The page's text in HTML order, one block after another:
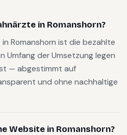
in Romanshorn?
Romanshorn ist die bezahlte
Umfang der Umsetzung legen
— abgestimmt auf
und ohne nachhaltige
Website in Romanshorn?